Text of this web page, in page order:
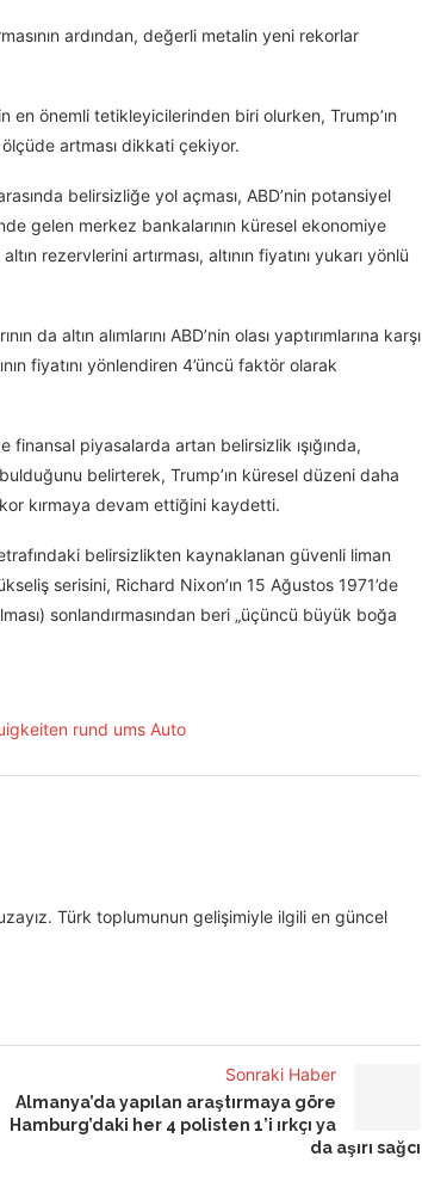
ardından, değerli metalin yeni rekorlar
en önemli tetikleyicilerinden biri olurken, Trump’ın
artması dikkati çekiyor.
belirsizliğe yol açması, ABD’nin potansiyel
gelen merkez bankalarının küresel ekonomiye
rezervlerini artırması, altının fiyatını yukarı yönlü
da altın alımlarını ABD’nin olası yaptırımlarına karşı
fiyatını yönlendiren 4’üncü faktör olarak
piyasalarda artan belirsizlik ışığında,
belirterek, Trump’ın küresel düzeni daha
kırmaya devam ettiğini kaydetti.
belirsizlikten kaynaklanan güvenli liman
serisini, Richard Nixon’ın 15 Ağustos 1971’de
sonlandırmasından beri „üçüncü büyük boğa
Türk toplumunun gelişimiyle ilgili en güncel
Sonraki Haber
Almanya’da yapılan araştırmaya göre
Hamburg’daki her 4 polisten 1’i ırkçı ya
da aşırı sağcı